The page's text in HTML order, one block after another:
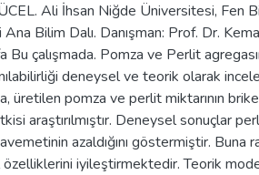
Ali İhsan Niğde Üniversitesi, Fen
Bilim Dalı. Danışman: Prof. Dr.
çalışmada. Pomza ve Perlit
deneysel ve teorik olarak
üretilen pomza ve perlit miktarının
araştırılmıştır. Deneysel sonuçlar
azaldığını göstermiştir. Buna
özelliklerini iyileştirmektedir. Teorik